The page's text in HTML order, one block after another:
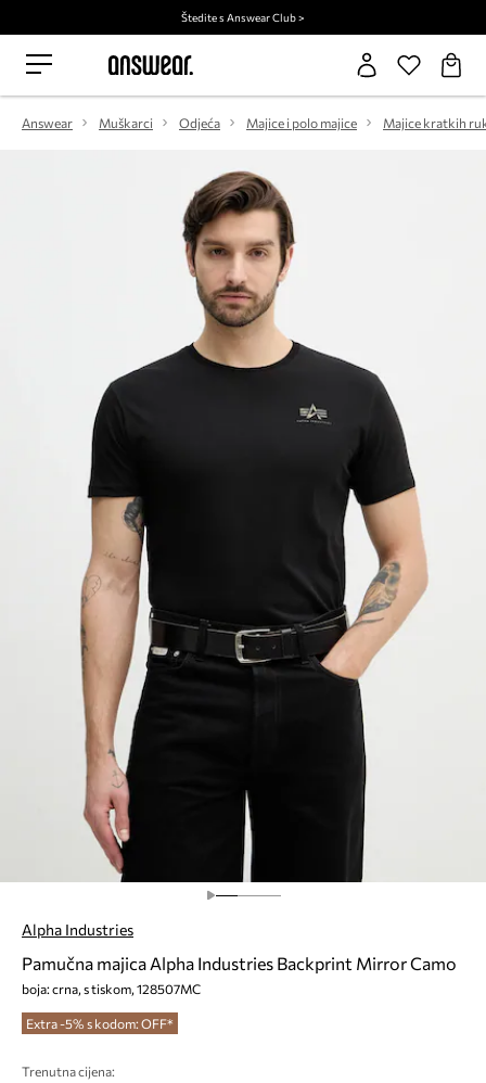
Štedite s Answear Club >
Answear Muškarci Odjeća Majice i polo majice Majice kratkih
Alpha Industries
Pamučna majica Alpha Industries Backprint Mirror Camo
boja: crna, s tiskom, 128507MC
Extra -5% s kodom: OFF*
Trenutna cijena: